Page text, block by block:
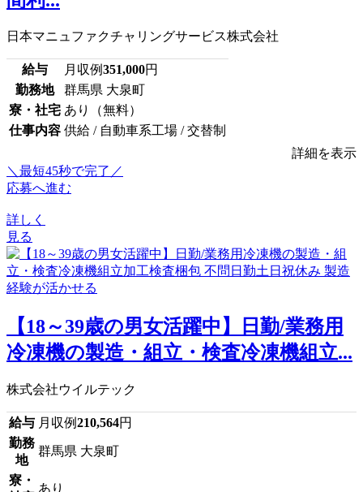
日本マニュファクチャリングサービス株式会社
給与 月収例351,000円
勤務地
群馬県 大泉町
寮・社宅 あり（無料）
仕事内容 供給 / 自動車系工場 / 交替制
詳細を表示
＼最短45秒で完了／
応募へ進む
詳しく
見る
【18～39歳の男女活躍中】日勤/業務用
冷凍機の製造・組立・検査冷凍機組立...
株式会社ウイルテック
給与 月収例210,564円
勤務
地
群馬県 大泉町
寮・
あり